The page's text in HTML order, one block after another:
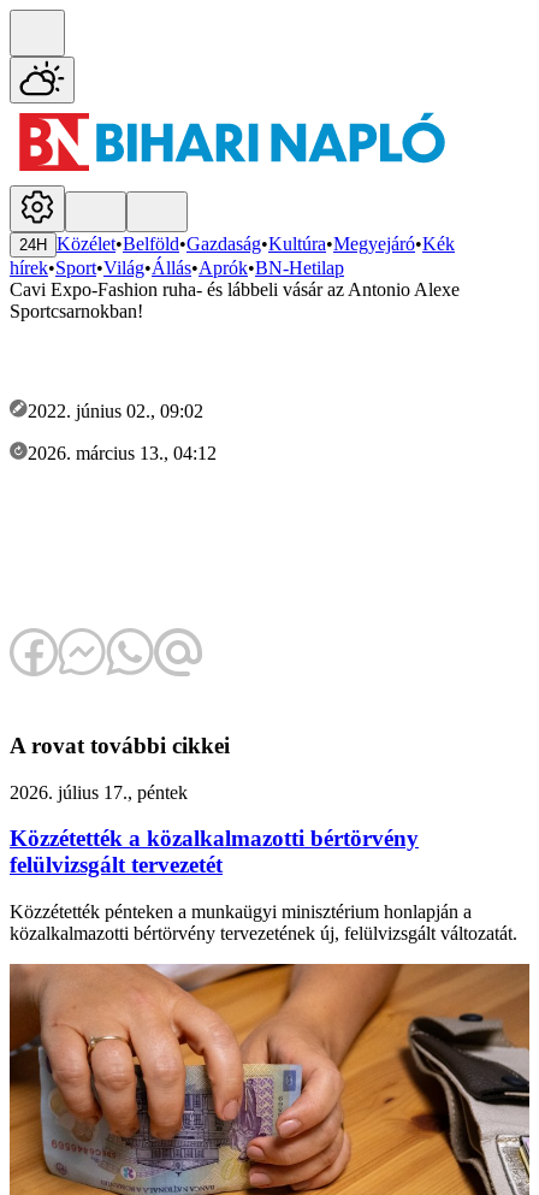
24H Közélet•Belföld•Gazdaság•Kultúra•Megyejáró•Kék
hírek•Sport•Világ•Állás•Aprók•BN-Hetilap
Cavi Expo-Fashion ruha- és lábbeli vásár az Antonio Alexe
Sportcsarnokban!
2022. június 02., 09:02
2026. március 13., 04:12
A rovat további cikkei
2026. július 17., péntek
Közzétették a közalkalmazotti bértörvény
felülvizsgált tervezetét
Közzétették pénteken a munkaügyi minisztérium honlapján a
közalkalmazotti bértörvény tervezetének új, felülvizsgált változatát.